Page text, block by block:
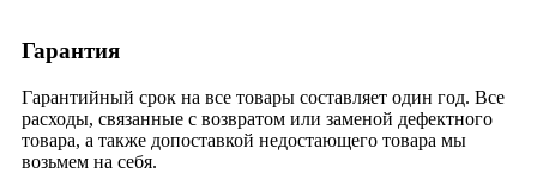
Гарантия
Гарантийный срок на все товары составляет один год. Все
расходы, связанные с возвратом или заменой дефектного
товара, а также допоставкой недостающего товара мы
возьмем на себя.